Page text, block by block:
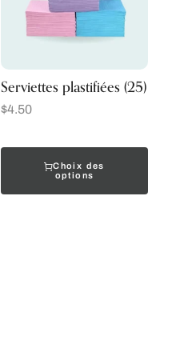
Serviettes plastifiées (25)
$4.50
Choix des
options